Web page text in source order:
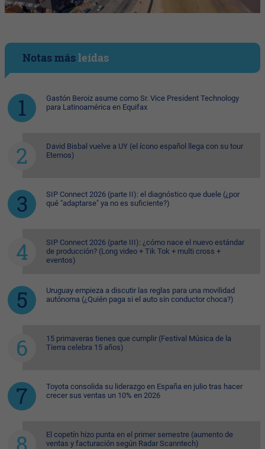
Notas másleídas
Gastón Beroiz asume como Sr. Vice President Technology
para Latinoamérica en Equifax
David Bisbal vuelve a UY (el ícono español llega con su tour
Eternos)
SIP Connect 2026 (parte II): el diagnóstico que duele (¿por
qué "adaptarse" ya no es suficiente?)
SIP Connect 2026 (parte III): ¿cómo nace el nuevo estándar
de producción? (Long video + Tik Tok + multi cross +
eventos)
Uruguay empieza a discutir las reglas para una movilidad
autónoma (¿Quién paga si el auto sin conductor choca?)
15 primaveras tienes que cumplir (Festival Música de la
Tierra celebra 15 años)
Toyota consolida su liderazgo en España en julio tras hacer
crecer sus ventas un 10% en 2026
El copetín hizo punta en el primer semestre (aumento de
ventas y facturación según Radar Scanntech)